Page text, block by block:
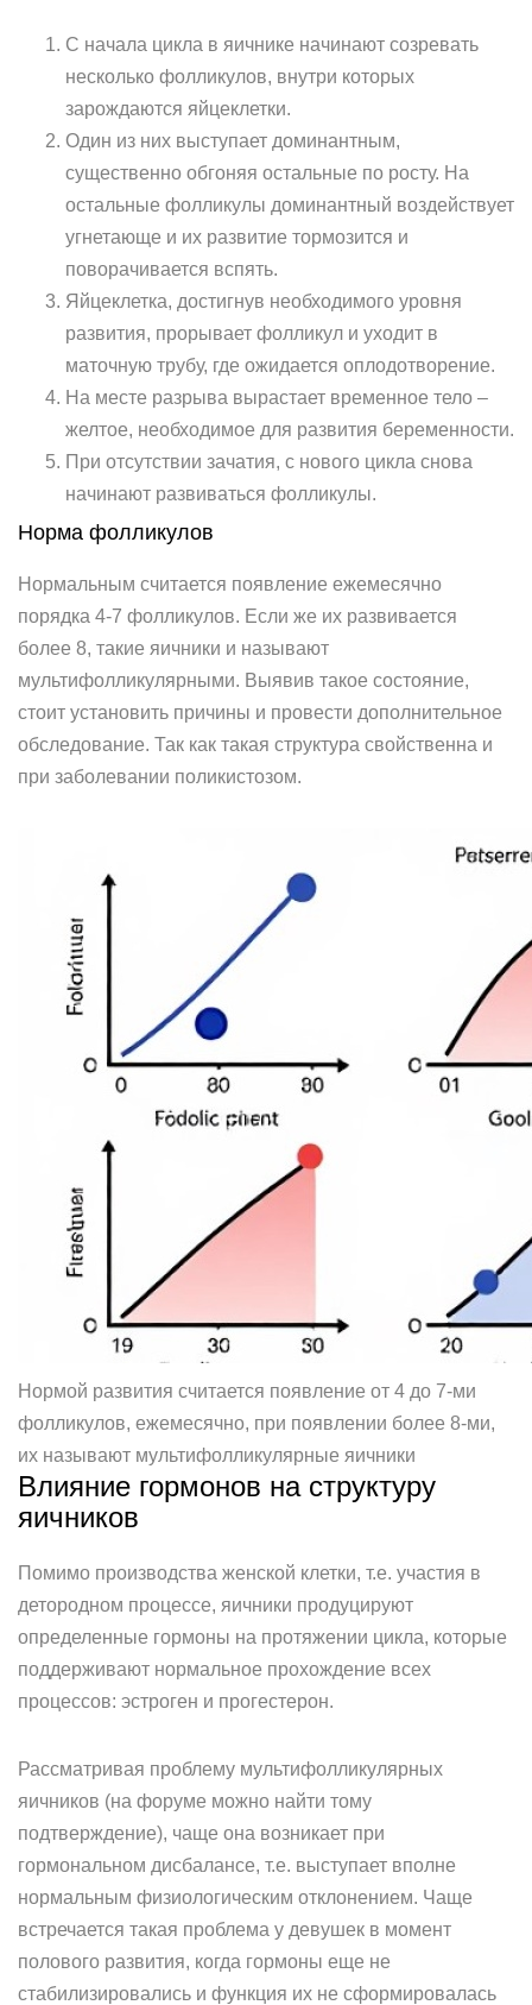
С начала цикла в яичнике начинают созревать
несколько фолликулов, внутри которых
зарождаются яйцеклетки.
Один из них выступает доминантным,
существенно обгоняя остальные по росту. На
остальные фолликулы доминантный воздействует
угнетающе и их развитие тормозится и
поворачивается вспять.
Яйцеклетка, достигнув необходимого уровня
развития, прорывает фолликул и уходит в
маточную трубу, где ожидается оплодотворение.
На месте разрыва вырастает временное тело –
желтое, необходимое для развития беременности.
При отсутствии зачатия, с нового цикла снова
начинают развиваться фолликулы.
Норма фолликулов
Нормальным считается появление ежемесячно
порядка 4-7 фолликулов. Если же их развивается
более 8, такие яичники и называют
мультифолликулярными. Выявив такое состояние,
стоит установить причины и провести дополнительное
обследование. Так как такая структура свойственна и
при заболевании поликистозом.
Нормой развития считается появление от 4 до 7-ми
фолликулов, ежемесячно, при появлении более 8-ми,
их называют мультифолликулярные яичники
Влияние гормонов на структуру
яичников
Помимо производства женской клетки, т.е. участия в
детородном процессе, яичники продуцируют
определенные гормоны на протяжении цикла, которые
поддерживают нормальное прохождение всех
процессов: эстроген и прогестерон.
Рассматривая проблему мультифолликулярных
яичников (на форуме можно найти тому
подтверждение), чаще она возникает при
гормональном дисбалансе, т.е. выступает вполне
нормальным физиологическим отклонением. Чаще
встречается такая проблема у девушек в момент
полового развития, когда гормоны еще не
стабилизировались и функция их не сформировалась